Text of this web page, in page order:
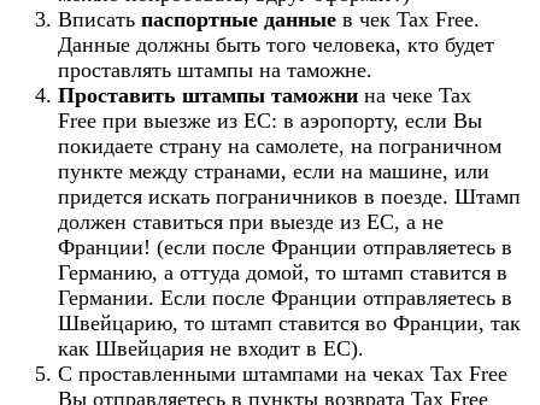
Вписать паспортные данные в чек Tax Free.
Данные должны быть того человека, кто будет
проставлять штампы на таможне.
Проставить штампы таможни на чеке Tax
Free при выезже из ЕС: в аэропорту, если Вы
покидаете страну на самолете, на пограничном
пункте между странами, если на машине, или
придется искать пограничников в поезде. Штамп
должен ставиться при выезде из ЕС, а не
Франции! (если после Франции отправляетесь в
Германию, а оттуда домой, то штамп ставится в
Германии. Если после Франции отправляетесь в
Швейцарию, то штамп ставится во Франции, так
как Швейцария не входит в ЕС).
С проставленными штампами на чеках Tax Free
Вы отправляетесь в пункты возврата Tax Free